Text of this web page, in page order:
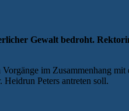
Gewalt bedroht.
im Zusammenhang mit
Peters antreten soll.